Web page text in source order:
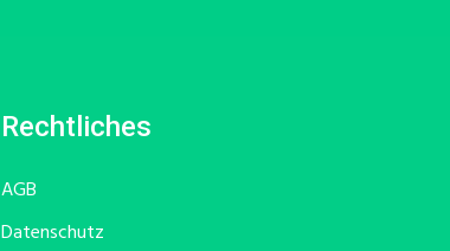
Rechtliches
AGB
Datenschutz